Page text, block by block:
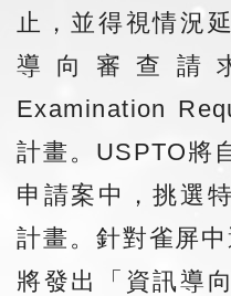
止，並得視情況
導向審查請
Examination
計畫。USPTO將
申請案中，挑選
計畫。針對雀屏
將發出「資訊導